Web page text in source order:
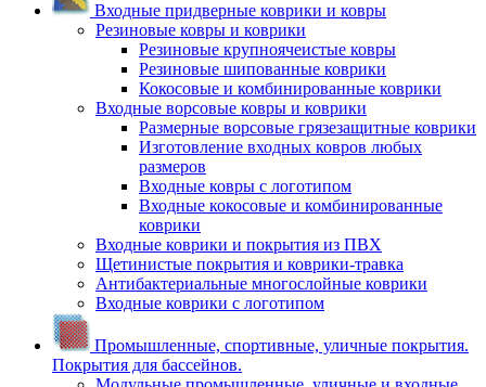
Входные придверные коврики и ковры
Резиновые ковры и коврики
Резиновые крупноячеистые ковры
Резиновые шипованные коврики
Кокосовые и комбинированные коврики
Входные ворсовые ковры и коврики
Размерные ворсовые грязезащитные коврики
Изготовление входных ковров любых
размеров
Входные ковры с логотипом
Входные кокосовые и комбинированные
коврики
Входные коврики и покрытия из ПВХ
Щетинистые покрытия и коврики-травка
Антибактериальные многослойные коврики
Входные коврики с логотипом
Промышленные, спортивные, уличные покрытия.
Покрытия для бассейнов.